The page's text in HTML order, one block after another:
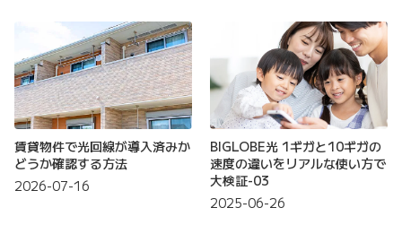
賃貸物件で光回線が導入済みか
どうか確認する方法
2026-07-16
BIGLOBE光 1ギガと10ギガの
速度の違いをリアルな使い方で
大検証-03
2025-06-26